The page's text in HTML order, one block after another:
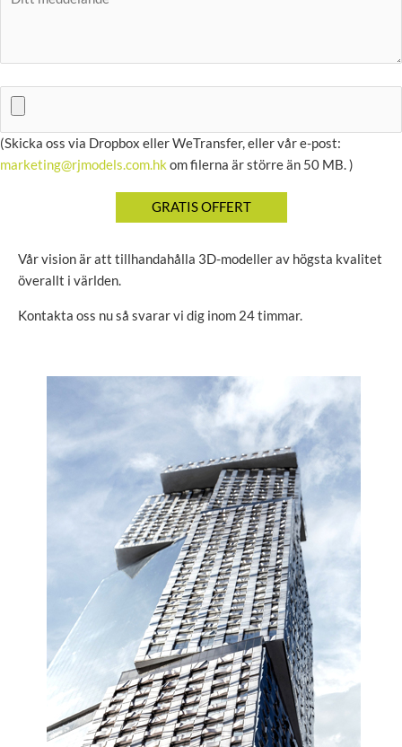
(Skicka oss via Dropbox eller WeTransfer, eller vår e-post:
marketing@rjmodels.com.hk om filerna är större än 50 MB. )
Vår vision är att tillhandahålla 3D-modeller av högsta kvalitet
överallt i världen.
Kontakta oss nu så svarar vi dig inom 24 timmar.